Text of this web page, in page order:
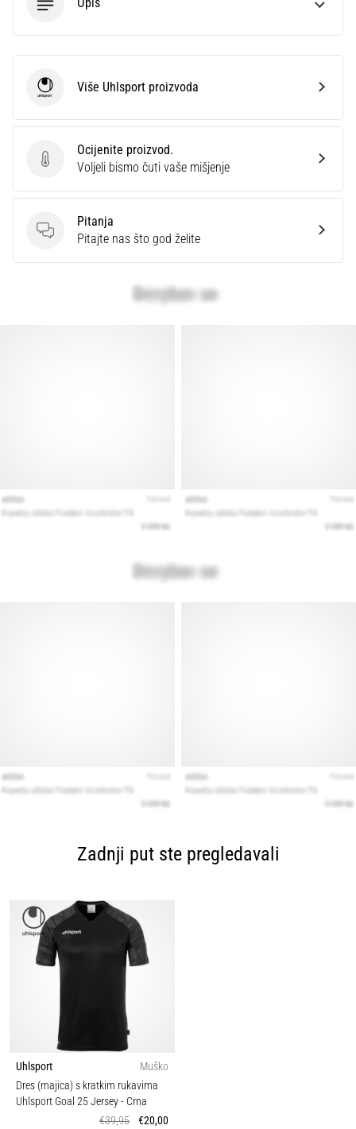
Ocijenite proizvod.
Ocijenite proizvod.
Voljeli bismo čuti vaše mišjenje
Pitanja
Pitanja
Pitajte nas što god želite
UhlsportViše Uhlsport proizvoda
Zadnji put ste pregledavali
Uhlsport
Muško
Dres (majica) s kratkim rukavima
Uhlsport Goal 25 Jersey- Crna
€39,95
€20,00